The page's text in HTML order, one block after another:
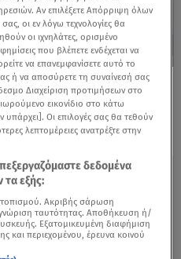
ότι έγινε μέλος
αστυνομικός!
Αν επιλέξετε Απόρριψη όλων
οι εν λόγω τεχνολογίες θα
οι ιχνηλάτες, ορισμένο
που βλέπετε ενδέχεται να
να επανεμφανίσετε αυτό το
ή να αποσύρετε τη συναίνεσή σας
Διαχείριση προτιμήσεων στο
εικονίδιο στο κάτω
υπάρχει]. Οι επιλογές σας θα τεθούν
λεπτομέρειες ανατρέξτε στην
δεδομένα
τα εξής:
Ακριβής σάρωση
ταυτότητας. Αποθήκευση ή/
Εξατομικευμένη διαφήμιση
και περιεχομένου, έρευνα κοινού